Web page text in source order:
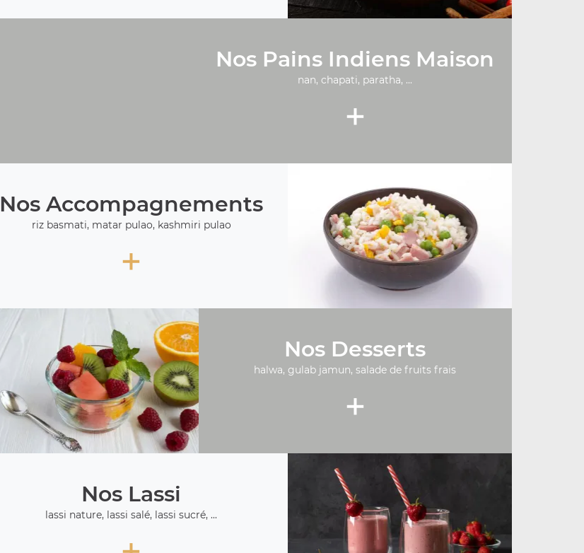
Nos Pains Indiens Maison
nan, chapati, paratha, ...
+
Nos Accompagnements
riz basmati, matar pulao, kashmiri pulao
+
Nos Desserts
halwa, gulab jamun, salade de fruits frais
+
Nos Lassi
lassi nature, lassi salé, lassi sucré, ...